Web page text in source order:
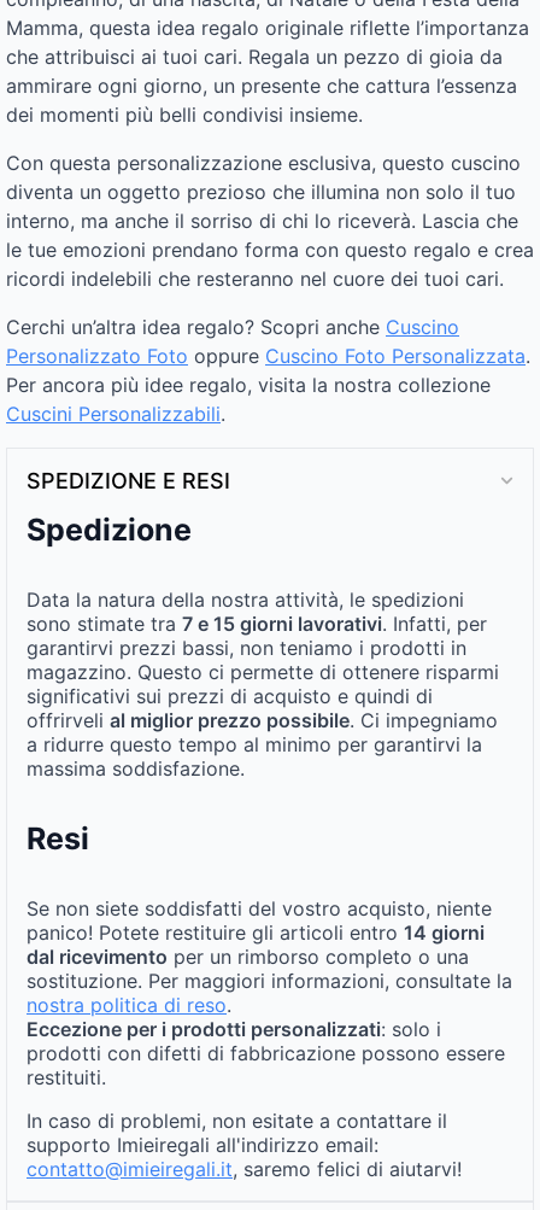
Mamma, questa idea regalo originale riflette l’importanza
che attribuisci ai tuoi cari. Regala un pezzo di gioia da
ammirare ogni giorno, un presente che cattura l’essenza
dei momenti più belli condivisi insieme.
Con questa personalizzazione esclusiva, questo cuscino
diventa un oggetto prezioso che illumina non solo il tuo
interno, ma anche il sorriso di chi lo riceverà. Lascia che
le tue emozioni prendano forma con questo regalo e crea
ricordi indelebili che resteranno nel cuore dei tuoi cari.
Cerchi un’altra idea regalo? Scopri anche Cuscino
Personalizzato Foto oppure Cuscino Foto Personalizzata.
Per ancora più idee regalo, visita la nostra collezione
Cuscini Personalizzabili.
SPEDIZIONE E RESI
Spedizione
Data la natura della nostra attività, le spedizioni
sono stimate tra 7 e 15 giorni lavorativi. Infatti, per
garantirvi prezzi bassi, non teniamo i prodotti in
magazzino. Questo ci permette di ottenere risparmi
significativi sui prezzi di acquisto e quindi di
offrirveli al miglior prezzo possibile. Ci impegniamo
a ridurre questo tempo al minimo per garantirvi la
massima soddisfazione.
Resi
Se non siete soddisfatti del vostro acquisto, niente
panico! Potete restituire gli articoli entro 14 giorni
dal ricevimento per un rimborso completo o una
sostituzione. Per maggiori informazioni, consultate la
nostra politica di reso.
Eccezione per i prodotti personalizzati: solo i
prodotti con difetti di fabbricazione possono essere
restituiti.
In caso di problemi, non esitate a contattare il
supporto Imieiregali all'indirizzo email:
contatto@imieiregali.it, saremo felici di aiutarvi!